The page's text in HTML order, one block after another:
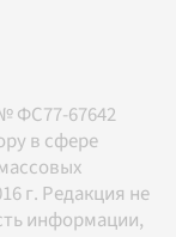
ФС77-67642
в сфере
г. Редакция не
информации,